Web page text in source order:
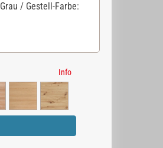
/ Gestell-Farbe:
Info